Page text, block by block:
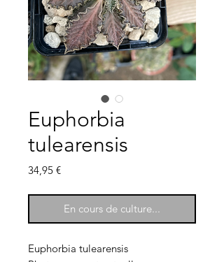
Euphorbia
tulearensis
34,95 €Prix
En cours de culture...
Euphorbia tulearensis